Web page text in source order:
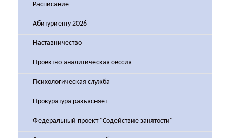
Расписание
Абитуриенту 2026
Наставничество
Проектно-аналитическая сессия
Психологическая служба
Прокуратура разъясняет
Федеральный проект "Содействие занятости"